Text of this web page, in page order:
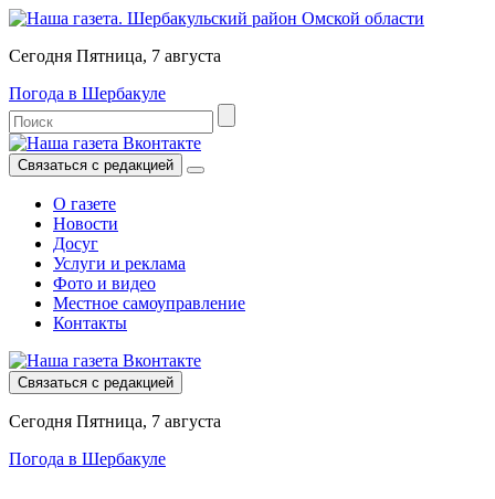
Сегодня Пятница, 7 августа
Погода в Шербакуле
Связаться с редакцией
О газете
Новости
Досуг
Услуги и реклама
Фото и видео
Местное самоуправление
Контакты
Связаться с редакцией
Сегодня Пятница, 7 августа
Погода в Шербакуле